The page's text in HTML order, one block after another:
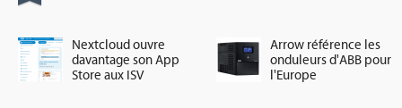
Nextcloud ouvre
davantage son App
Store aux ISV
Arrow référence les
onduleurs d'ABB pour
l'Europe